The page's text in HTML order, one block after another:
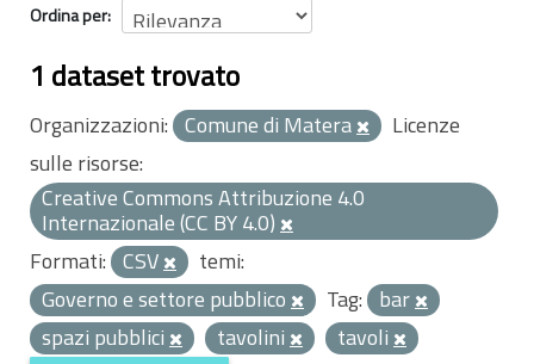
Ordina per
1 dataset trovato
Organizzazioni: Comune di Matera
Licenze
sulle risorse:
Creative Commons Attribuzione 4.0
Internazionale (CC BY 4.0)
Formati: CSV
temi:
Governo e settore pubblico
Tag: bar
spazi pubblici
tavolini tavoli